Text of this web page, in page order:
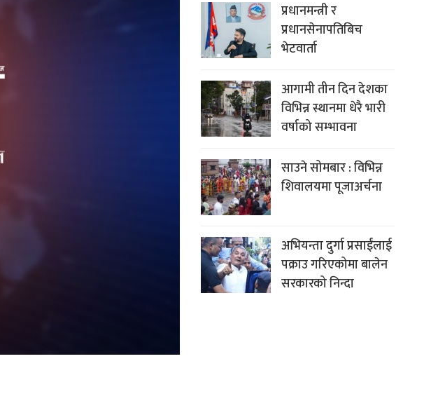
प्रधानमन्त्री र
प्रधानसेनापतिबिच
भेटवार्ता
आगामी तीन दिन देशका
विभिन्न स्थानमा धेरै भारी
वर्षाको सम्भावना
साउने सोमबार : विभिन्न
शिवालयमा पूजाअर्चना
अभियन्ता दुर्गा प्रसाईंलाई
पक्राउ गरिएकोमा बालेन
सरकारको निन्दा